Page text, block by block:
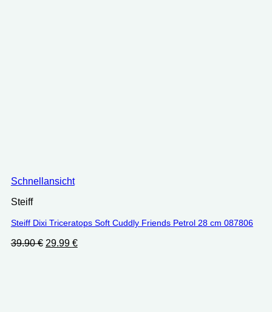
Schnellansicht
Steiff
Steiff Dixi Triceratops Soft Cuddly Friends Petrol 28 cm ‎087806
39.90€ Ursprünglicher
29.99 €Aktueller